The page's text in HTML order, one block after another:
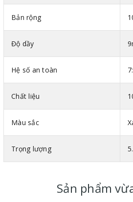
Thông số kỹ thuật cáp vải bản dẹt
Bản rộng : Mỗi 25mm ứng với tải trọng
Vật liệu : 100% polyester
Hệ số an toàn : 7:1
Bản rộng
Độ dầy
Hệ số an toàn
Chất liệu
Màu sắc
Trọng lượng
Sản phẩm